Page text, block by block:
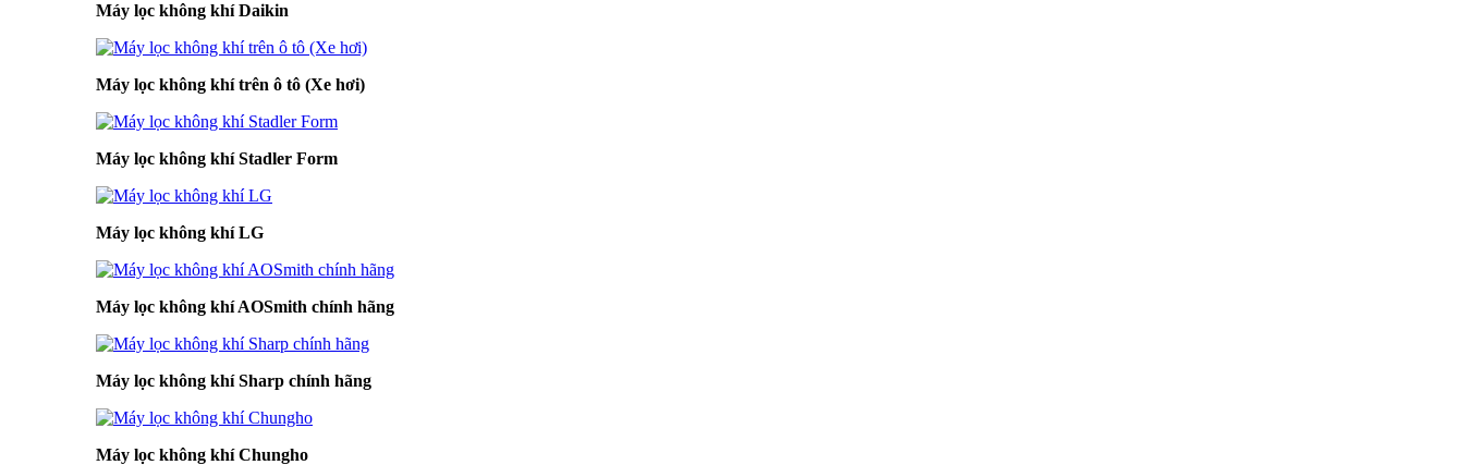
Máy lọc không khí Daikin
Máy lọc không khí trên ô tô (Xe hơi)
Máy lọc không khí Stadler Form
Máy lọc không khí LG
Máy lọc không khí AOSmith chính hãng
Máy lọc không khí Sharp chính hãng
Máy lọc không khí Chungho